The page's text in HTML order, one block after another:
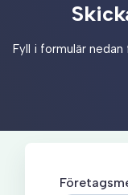
Fyll i formulär